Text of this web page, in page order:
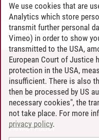
Andreea Tribel 30.06.2024
CONTACT
LEUPHANA AS EMPLOYER
INTRANET
SITE NOTICE
PRIVACY POLICY
We use cookies that are
Analytics which store
transmit further personal
Vimeo) in order to show
transmitted to the USA,
European Court of Justice
protection in the USA,
insufficient. There is also
then be processed by US
necessary cookies", the
not take place. For more
privacy policy.